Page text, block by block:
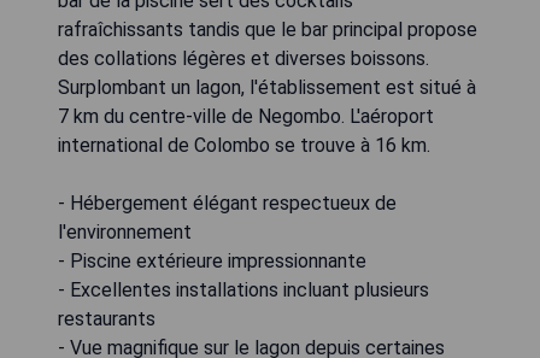
rafraîchissants tandis que le bar principal propose
des collations légères et diverses boissons.
Surplombant un lagon, l'établissement est situé à
7 km du centre-ville de Negombo. L'aéroport
international de Colombo se trouve à 16 km.
- Hébergement élégant respectueux de
l'environnement
- Piscine extérieure impressionnante
- Excellentes installations incluant plusieurs
restaurants
- Vue magnifique sur le lagon depuis certaines